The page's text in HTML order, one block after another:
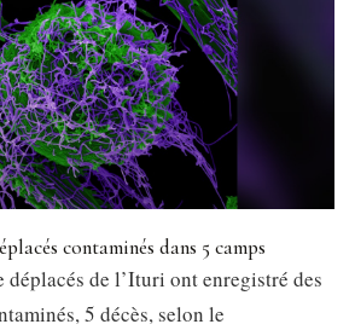
contaminés dans 5 camps
déplacés de l’Ituri ont enregistré des
5 décès, selon le